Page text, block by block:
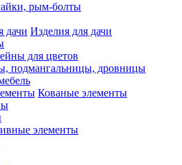
рым-болты
Изделия для дачи
для цветов
подмангальницы, дровницы
Кованые элементы
элементы